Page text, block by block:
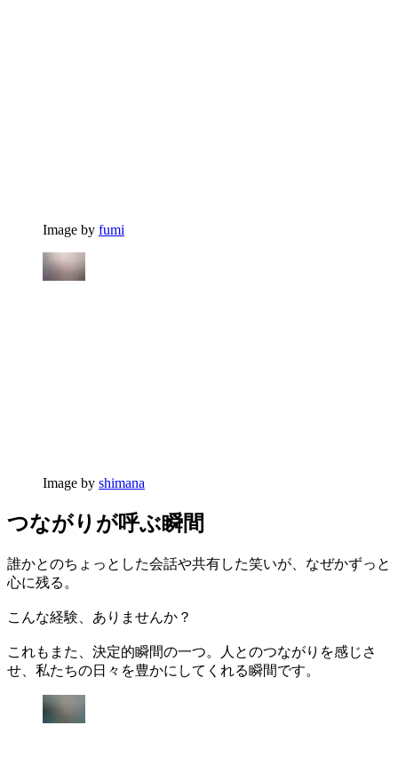
Image by fumi
Image by shimana
つながりが呼ぶ瞬間
誰かとのちょっとした会話や共有した笑いが、なぜかずっと
心に残る。
こんな経験、ありませんか？
これもまた、決定的瞬間の一つ。人とのつながりを感じさ
せ、私たちの日々を豊かにしてくれる瞬間です。